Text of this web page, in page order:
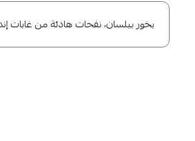
بخور بيلسان، نفحات هادئة من غابات